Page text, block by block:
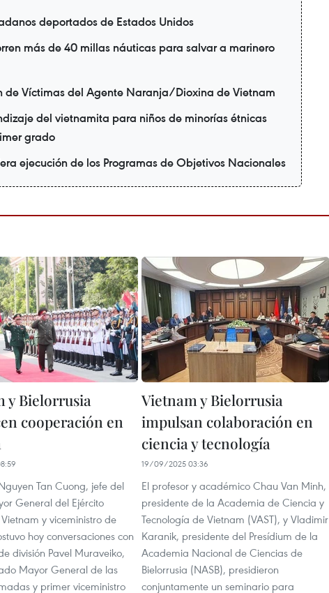
deportados de Estados Unidos
más de 40 millas náuticas para salvar a marinero
de Víctimas del Agente Naranja/Dioxina de Vietnam
del vietnamita para niños de minorías étnicas
grado
ejecución de los Programas de Objetivos Nacionales
y Bielorrusia
cooperación en
Tan Cuong, jefe del
General del Ejército
y viceministro de
hoy conversaciones con
división Pavel Muraveiko,
Mayor General de las
y primer viceministro
Vietnam y Bielorrusia
impulsan colaboración en
ciencia y tecnología
19/09/2025 03:36
El profesor y académico Chau Van Minh,
presidente de la Academia de Ciencia y
Tecnología de Vietnam (VAST), y Vladimir
Karanik, presidente del Presídium de la
Academia Nacional de Ciencias de
Bielorrusia (NASB), presidieron
conjuntamente un seminario para